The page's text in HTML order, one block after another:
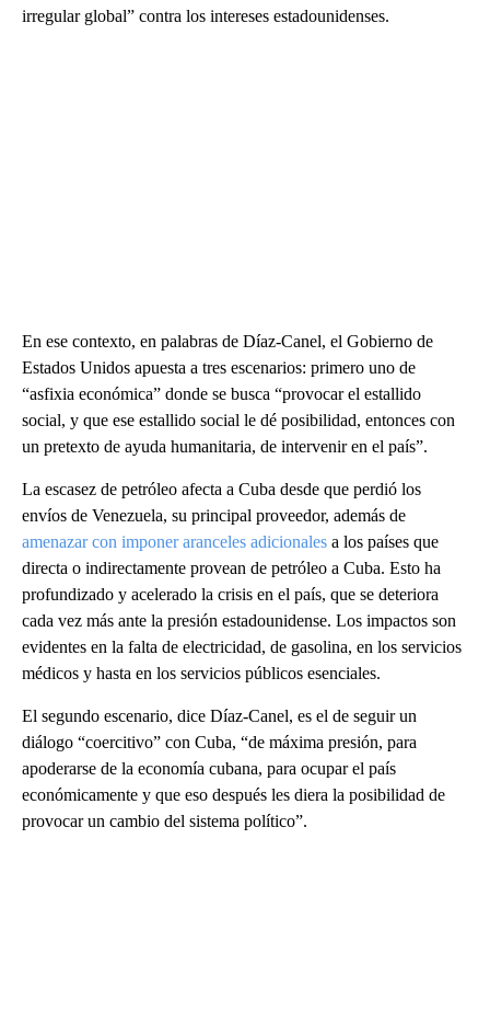
irregular global” contra los intereses estadounidenses.
En ese contexto, en palabras de Díaz-Canel, el Gobierno de
Estados Unidos apuesta a tres escenarios: primero uno de
“asfixia económica” donde se busca “provocar el estallido
social, y que ese estallido social le dé posibilidad, entonces con
un pretexto de ayuda humanitaria, de intervenir en el país”.
La escasez de petróleo afecta a Cuba desde que perdió los
envíos de Venezuela, su principal proveedor, además de
amenazar con imponer aranceles adicionales a los países que
directa o indirectamente provean de petróleo a Cuba. Esto ha
profundizado y acelerado la crisis en el país, que se deteriora
cada vez más ante la presión estadounidense. Los impactos son
evidentes en la falta de electricidad, de gasolina, en los servicios
médicos y hasta en los servicios públicos esenciales.
El segundo escenario, dice Díaz-Canel, es el de seguir un
diálogo “coercitivo” con Cuba, “de máxima presión, para
apoderarse de la economía cubana, para ocupar el país
económicamente y que eso después les diera la posibilidad de
provocar un cambio del sistema político”.